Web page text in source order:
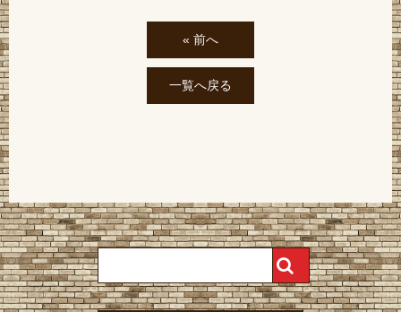
« 前へ
一覧へ戻る